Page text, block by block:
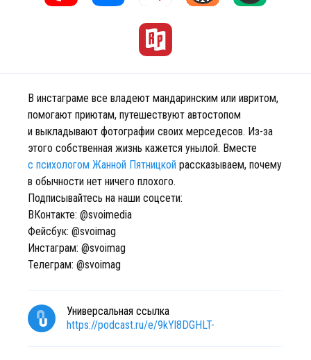
В инстаграме все владеют мандаринским или ивритом,
помогают приютам, путешествуют автостопом
и выкладывают фотографии своих мерседесов. Из-за
этого собственная жизнь кажется унылой. Вместе
с психологом Жанной Пятницкой рассказываем, почему
в обычности нет ничего плохого.
Подписывайтесь на наши соцсети:
ВКонтакте: @svoimedia
Фейсбук: @svoimag
Инстаграм: @svoimag
Телеграм: @svoimag
Универсальная ссылка
https://podcast.ru/e/9kYl8DGHLT-